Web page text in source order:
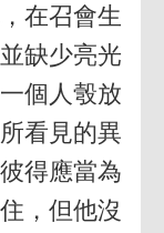
在召會生
缺少亮光
個人彀放
看見的異
得應當為
，但他沒